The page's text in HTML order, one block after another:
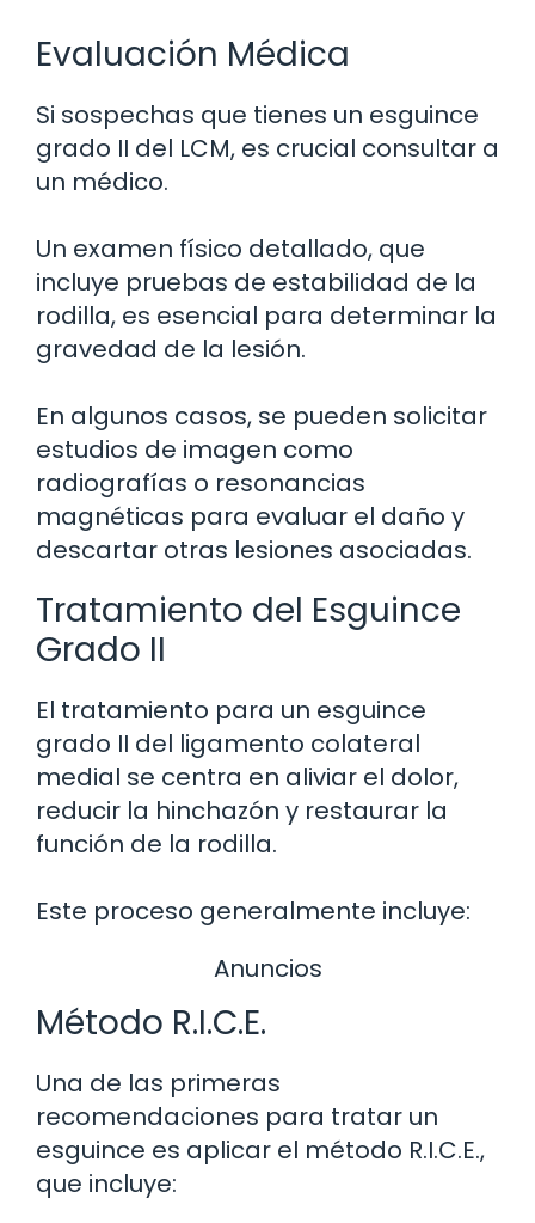
Evaluación Médica
Si sospechas que tienes un esguince
grado II del LCM, es crucial consultar a
un médico.
Un examen físico detallado, que
incluye pruebas de estabilidad de la
rodilla, es esencial para determinar la
gravedad de la lesión.
En algunos casos, se pueden solicitar
estudios de imagen como
radiografías o resonancias
magnéticas para evaluar el daño y
descartar otras lesiones asociadas.
Tratamiento del Esguince
Grado II
El tratamiento para un esguince
grado II del ligamento colateral
medial se centra en aliviar el dolor,
reducir la hinchazón y restaurar la
función de la rodilla.
Este proceso generalmente incluye:
Anuncios
Método R.I.C.E.
Una de las primeras
recomendaciones para tratar un
esguince es aplicar el método R.I.C.E.,
que incluye: